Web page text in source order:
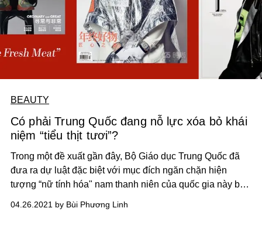
BEAUTY
Có phải Trung Quốc đang nỗ lực xóa bỏ khái
niệm “tiểu thịt tươi”?
Trong một đề xuất gần đây, Bộ Giáo dục Trung Quốc đã
đưa ra dự luật đặc biệt với mục đích ngăn chặn hiện
tượng “nữ tính hóa" nam thanh niên của quốc gia này bởi
này, phản ứng của cư dân mạng đại lục gần như bùng nổ
04.26.2021 by Bùi Phương Linh